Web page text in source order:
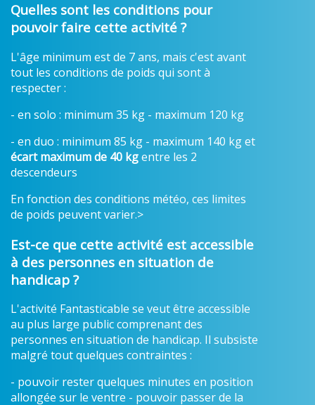
Quelles sont les conditions pour
pouvoir faire cette activité ?
L'âge minimum est de 7 ans, mais c'est avant
tout les conditions de poids qui sont à
respecter :
- en solo : minimum 35 kg - maximum 120 kg
- en duo : minimum 85 kg - maximum 140 kg et
écart maximum de 40 kgentre les 2
descendeurs
En fonction des conditions météo, ces limites
de poids peuvent varier.>
Est-ce que cette activité est accessible
à des personnes en situation de
handicap ?
L'activité Fantasticable se veut être accessible
au plus large public comprenant des
personnes en situation de handicap. Il subsiste
malgré tout quelques contraintes :
- pouvoir rester quelques minutes en position
allongée sur le ventre - pouvoir passer de la